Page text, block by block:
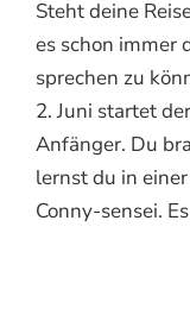
Steht deine
es schon immer
sprechen zu
2. Juni startet
Anfänger. Du
lernst du in
Conny-sensei.